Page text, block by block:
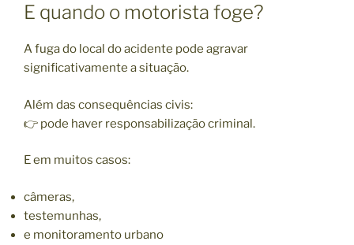
E quando o motorista foge?
A fuga do local do acidente pode agravar
significativamente a situação.
Além das consequências civis:
👉 pode haver responsabilização criminal.
E em muitos casos:
câmeras,
testemunhas,
e monitoramento urbano